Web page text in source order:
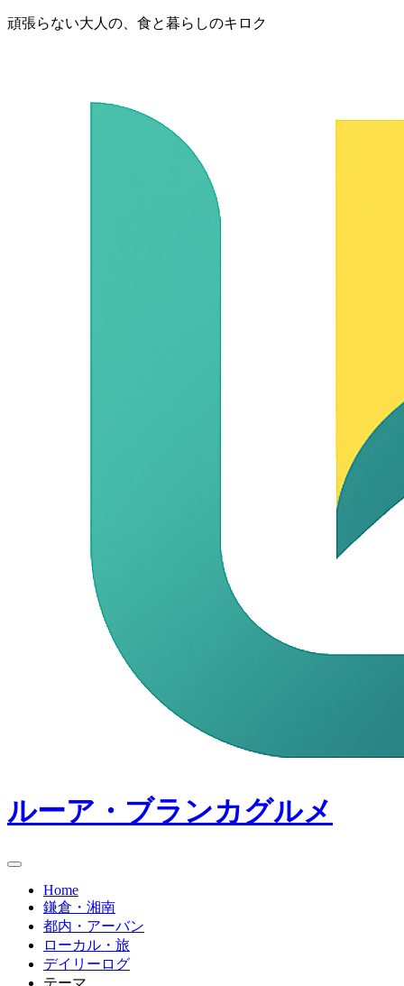
頑張らない大人の、食と暮らしのキロク
ルーア・ブランカグルメ
Home
鎌倉・湘南
都内・アーバン
ローカル・旅
デイリーログ
テーマ